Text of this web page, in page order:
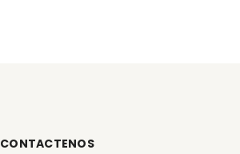
CONTACTENOS